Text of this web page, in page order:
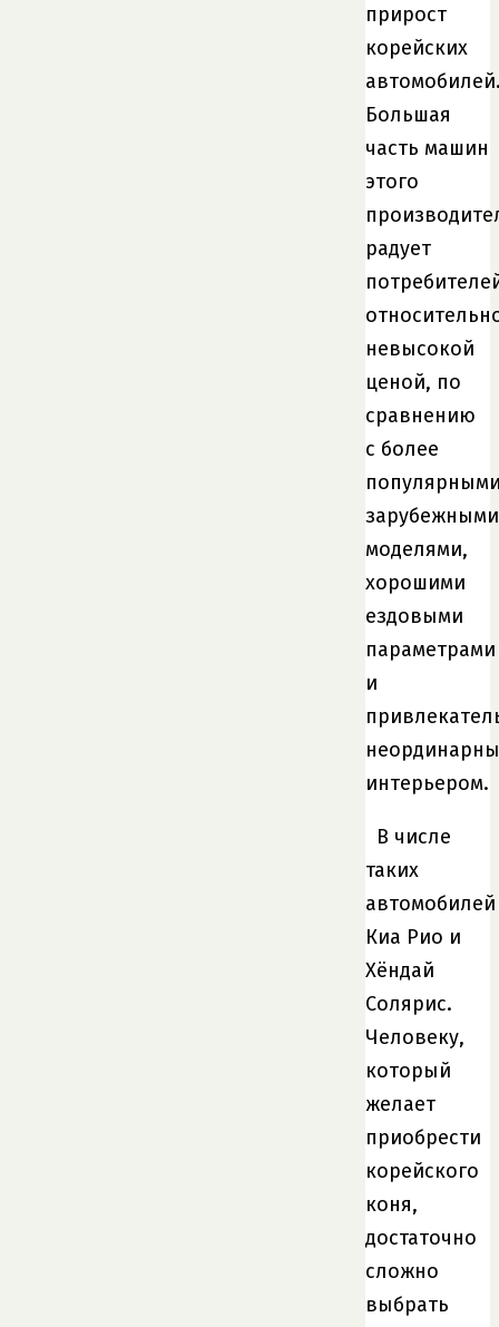
прирост
корейских
Большая
часть машин
этого
радует
невысокой
ценой, по
сравнению
с более
зарубежными
моделями,
хорошими
ездовыми
параметрами
и
интерьером.
В числе
таких
автомобилей
Киа Рио и
Хёндай
Солярис.
Человеку,
который
желает
приобрести
корейского
коня,
достаточно
сложно
выбрать